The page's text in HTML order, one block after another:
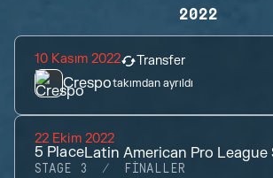
2022
10 Kasım 2022 Transfer
Crespotakımdan ayrıldı
22 Ekim 2022
5 PlaceLatin American Pro League
STAGE 3 FINALLER